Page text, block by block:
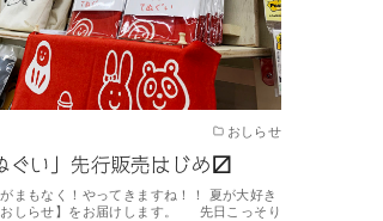
おしらせ
ぐい」先行販売はじめ〼
まもなく！やってきますね！！ 夏が大好き
おしらせ】をお届けします。 先日こっそり